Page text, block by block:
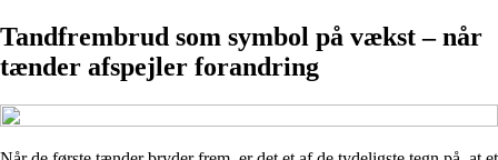
Tandfrembrud som symbol på vækst – når
tænder afspejler forandring